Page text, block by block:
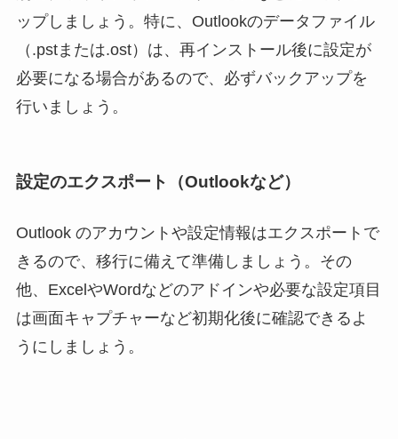
ップしましょう。特に、Outlookのデータファイル
（.pstまたは.ost）は、再インストール後に設定が
必要になる場合があるので、必ずバックアップを
行いましょう。
設定のエクスポート（Outlookなど）
Outlook のアカウントや設定情報はエクスポートで
きるので、移行に備えて準備しましょう。その
他、ExcelやWordなどのアドインや必要な設定項目
は画面キャプチャーなど初期化後に確認できるよ
うにしましょう。